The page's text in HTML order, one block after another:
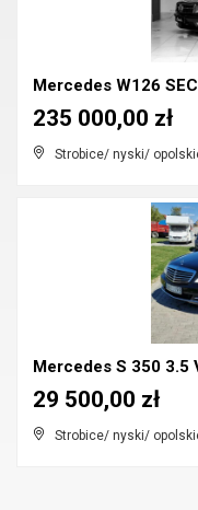
Strobice/ nyski/
235 000,00 zł
Mercedes S 350 3.5
Strobice/ nyski/
29 500,00 zł